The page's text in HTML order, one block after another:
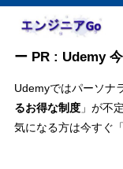
ー PR : Udemy
Udemyではパーソナ
るお得な制度」が不
気になる方は今すぐ「
目次
1 CCNA・基本情
1.1 あたなはどち
1.2 どちらを選ぶ